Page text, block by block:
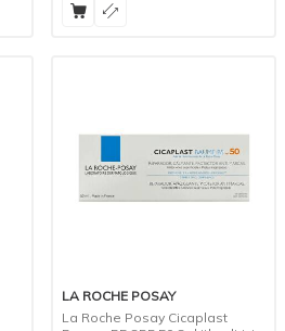
LA ROCHE POSAY
La Roche Posay Cicaplast